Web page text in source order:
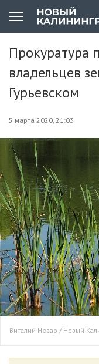
Прокуратура
владельцев
Гурьевском
5 марта 2020, 21:03
Виталий Невар / Новый